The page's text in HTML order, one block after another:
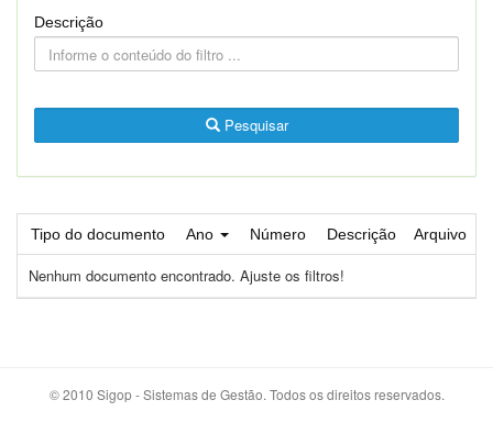
Descrição
Pesquisar
Tipo do documento Ano Número Descrição Arquivo
Nenhum documento encontrado. Ajuste os filtros!
© 2010 Sigop - Sistemas de Gestão. Todos os direitos reservados.